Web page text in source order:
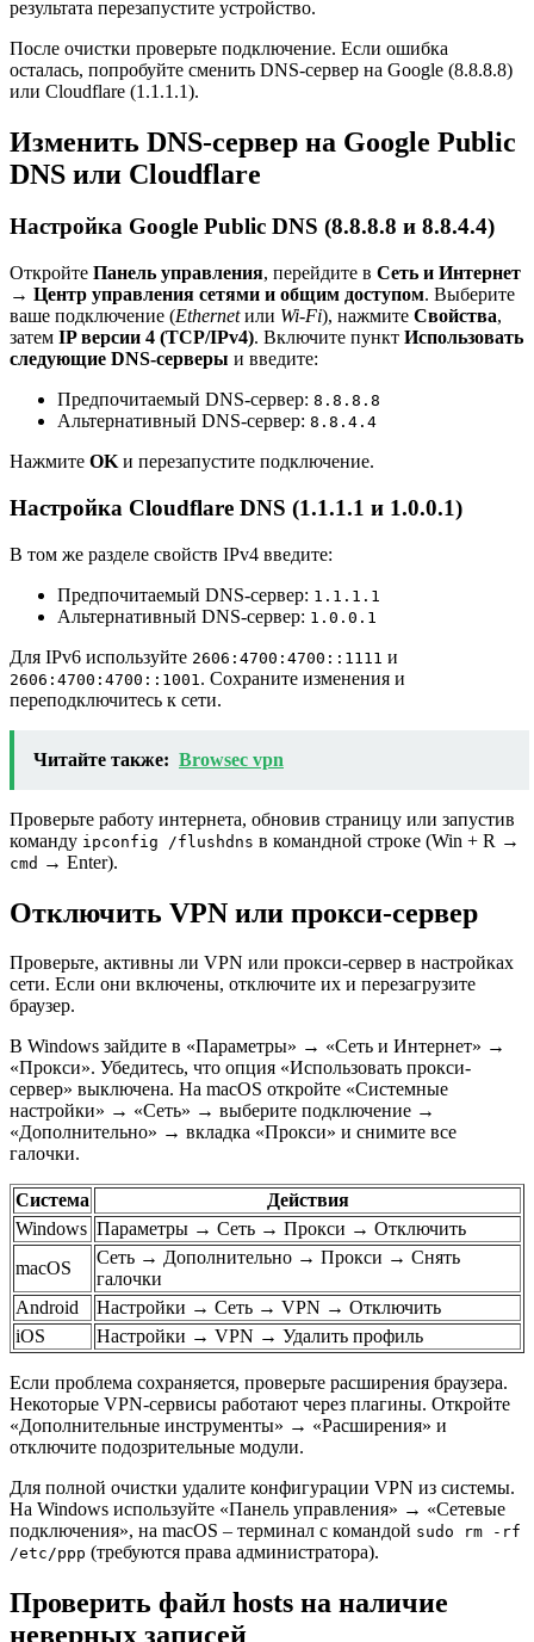
результата перезапустите устройство.
После очистки проверьте подключение. Если ошибка
осталась, попробуйте сменить DNS-сервер на Google (8.8.8.8)
или Cloudflare (1.1.1.1).
Изменить DNS-сервер на Google Public
DNS или Cloudflare
Настройка Google Public DNS (8.8.8.8 и 8.8.4.4)
Откройте Панель управления, перейдите в Сеть и Интернет
→ Центр управления сетями и общим доступом. Выберите
ваше подключение (Ethernetили Wi-Fi), нажмите Свойства,
затем IP версии 4 (TCP/IPv4). Включите пункт Использовать
следующие DNS-серверы и введите:
Предпочитаемый DNS-сервер: 8.8.8.8
Альтернативный DNS-сервер: 8.8.4.4
Нажмите OK и перезапустите подключение.
Настройка Cloudflare DNS (1.1.1.1 и 1.0.0.1)
В том же разделе свойств IPv4 введите:
Предпочитаемый DNS-сервер: 1.1.1.1
Альтернативный DNS-сервер: 1.0.0.1
Для IPv6 используйте 2606:4700:4700::1111 и
2606:4700:4700::1001 . Сохраните изменения и
переподключитесь к сети.
Читайте также: Browsec vpn
Проверьте работу интернета, обновив страницу или запустив
команду ipconfig /flushdns в командной строке (Win + R →
cmd → Enter).
Отключить VPN или прокси-сервер
Проверьте, активны ли VPN или прокси-сервер в настройках
сети. Если они включены, отключите их и перезагрузите
браузер.
В Windows зайдите в «Параметры» → «Сеть и Интернет» →
«Прокси». Убедитесь, что опция «Использовать прокси-
сервер» выключена. На macOS откройте «Системные
настройки» → «Сеть» → выберите подключение →
«Дополнительно» → вкладка «Прокси» и снимите все
галочки.
Система
Действия
Windows Параметры → Сеть → Прокси → Отключить
macOS
Сеть → Дополнительно → Прокси → Снять
галочки
Android
Настройки → Сеть → VPN → Отключить
iOS
Настройки → VPN → Удалить профиль
Если проблема сохраняется, проверьте расширения браузера.
Некоторые VPN-сервисы работают через плагины. Откройте
«Дополнительные инструменты» → «Расширения» и
отключите подозрительные модули.
Для полной очистки удалите конфигурации VPN из системы.
На Windows используйте «Панель управления» → «Сетевые
подключения», на macOS – терминал с командой sudo rm -rf
/etc/ppp (требуются права администратора).
Проверить файл hosts на наличие
неверных записей